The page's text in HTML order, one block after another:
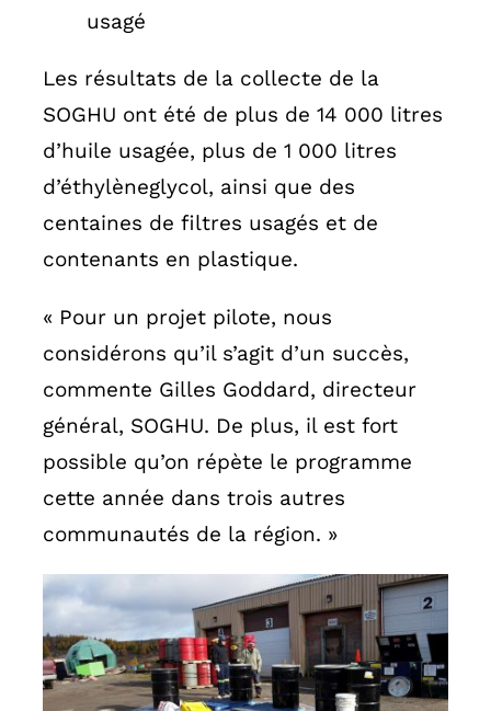
usagé
Les résultats de la collecte de la
SOGHU ont été de plus de 14 000 litres
d’huile usagée, plus de 1 000 litres
d’éthylèneglycol, ainsi que des
centaines de filtres usagés et de
contenants en plastique.
« Pour un projet pilote, nous
considérons qu’il s’agit d’un succès,
commente Gilles Goddard, directeur
général, SOGHU. De plus, il est fort
possible qu’on répète le programme
cette année dans trois autres
communautés de la région. »